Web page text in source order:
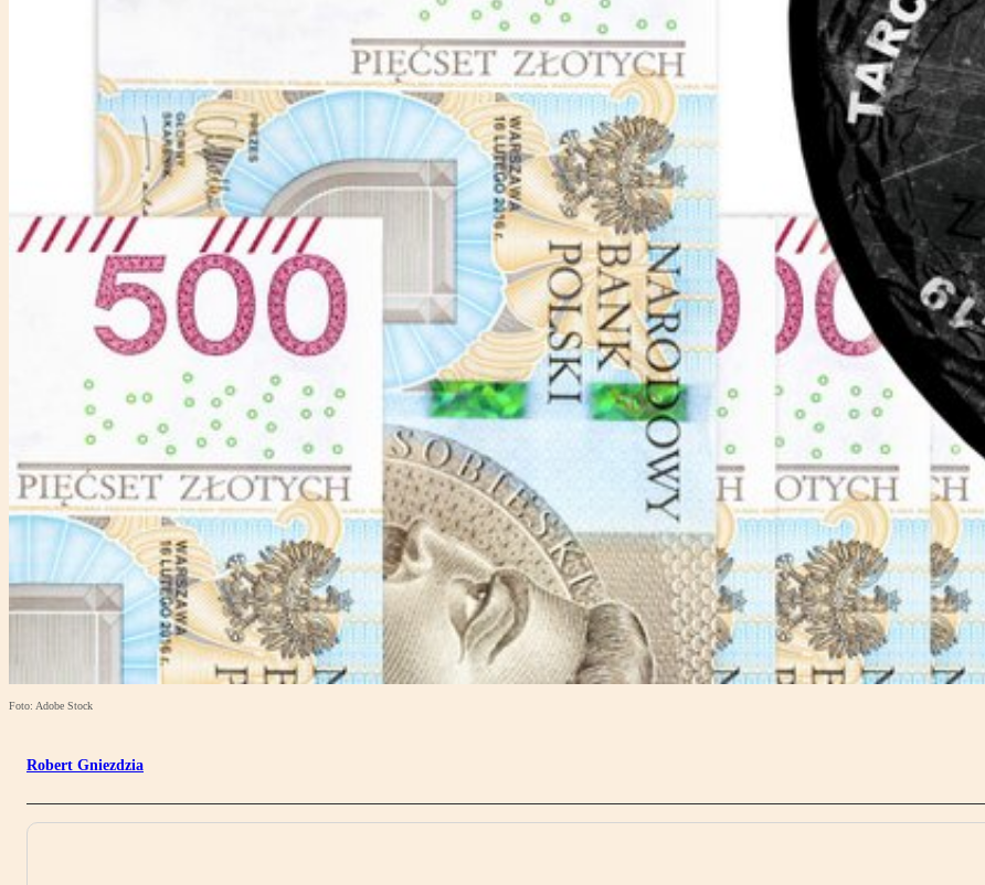
Foto: Adobe Stock
Robert Gniezdzia